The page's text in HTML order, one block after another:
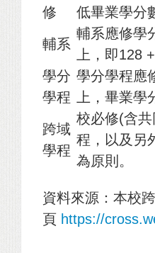
修
低畢業學分
輔系
輔系應修學
上，即128
學分
學程
學分學程應
上，畢業學
跨域
學程
校必修(含
程，以及另
為原則。
資料來源：本校
頁 https://